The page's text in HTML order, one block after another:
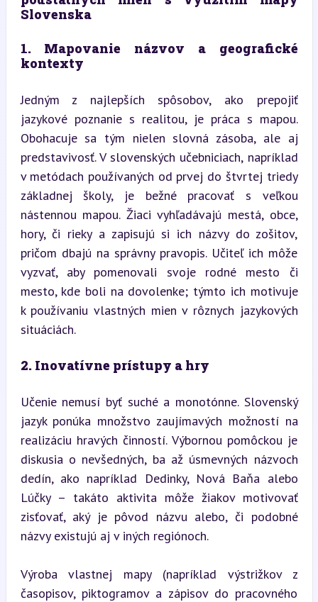
Slovenska
1. Mapovanie názvov a geografické
kontexty
Jedným z najlepších spôsobov, ako prepojiť
jazykové poznanie s realitou, je práca s mapou.
Obohacuje sa tým nielen slovná zásoba, ale aj
predstavivosť. V slovenských učebniciach, napríklad
v metódach používaných od prvej do štvrtej triedy
základnej školy, je bežné pracovať s veľkou
nástennou mapou. Žiaci vyhľadávajú mestá, obce,
hory, či rieky a zapisujú si ich názvy do zošitov,
pričom dbajú na správny pravopis. Učiteľ ich môže
vyzvať, aby pomenovali svoje rodné mesto či
mesto, kde boli na dovolenke; týmto ich motivuje
k používaniu vlastných mien v rôznych jazykových
situáciách.
2. Inovatívne prístupy a hry
Učenie nemusí byť suché a monotónne. Slovenský
jazyk ponúka množstvo zaujímavých možností na
realizáciu hravých činností. Výbornou pomôckou je
diskusia o nevšedných, ba až úsmevných názvoch
dedín, ako napríklad Dedinky, Nová Baňa alebo
Lúčky – takáto aktivita môže žiakov motivovať
zisťovať, aký je pôvod názvu alebo, či podobné
názvy existujú aj v iných regiónoch.
Výroba vlastnej mapy (napríklad výstrižkov z
časopisov, piktogramov a zápisov do pracovného